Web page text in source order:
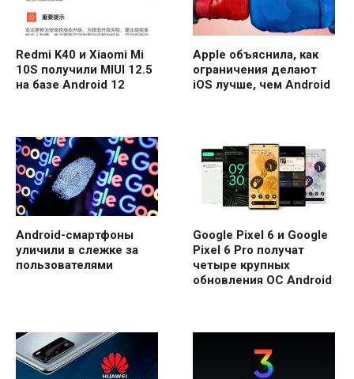
Redmi K40 и Xiaomi Mi
10S получили MIUI 12.5
на базе Android 12
Apple объяснила, как
ограничения делают
iOS лучше, чем Android
Android-смартфоны
уличили в слежке за
пользователями
Google Pixel 6 и Google
Pixel 6 Pro получат
четыре крупных
обновления ОС Android